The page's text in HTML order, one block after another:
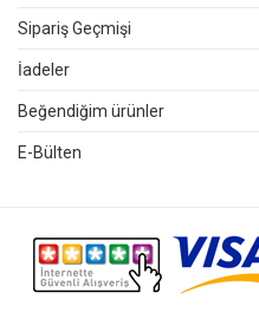
Sipariş Geçmişi
İadeler
Beğendiğim ürünler
E-Bülten